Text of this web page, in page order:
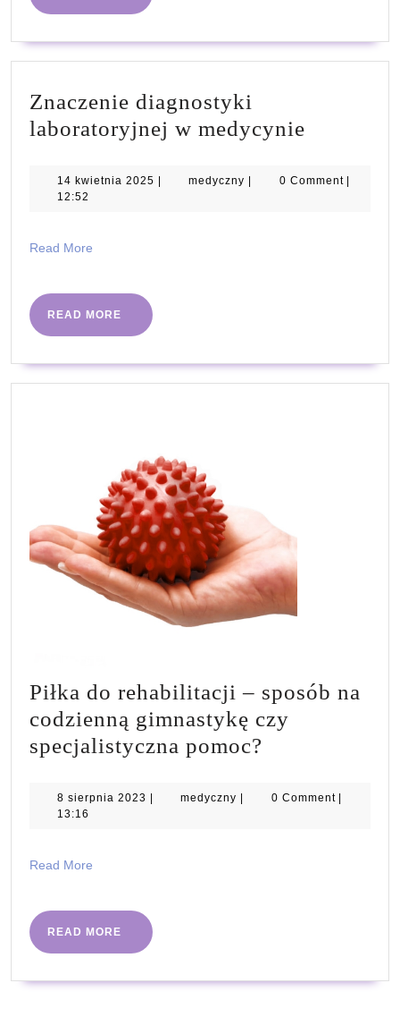
MORE
Znaczenie diagnostyki
laboratoryjnej w medycynie
14 kwietnia 2025 14
| medyczny medyczny
| 0 Comment |
12:52
Read More
READ MORE
READ
MORE
Piłka do rehabilitacji – sposób na
codzienną gimnastykę czy
specjalistyczna pomoc?
rehabilitacji
8 sierpnia 2023 8
medyczny medyczny0 Comment
13:16
Read More
READ MORE
READ
MORE